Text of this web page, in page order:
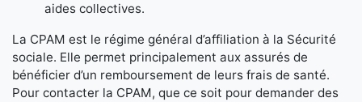
aides collectives.
La CPAM est le régime général d’affiliation à la Sécurité
sociale. Elle permet principalement aux assurés de
bénéficier d’un remboursement de leurs frais de santé.
Pour contacter la CPAM, que ce soit pour demander des